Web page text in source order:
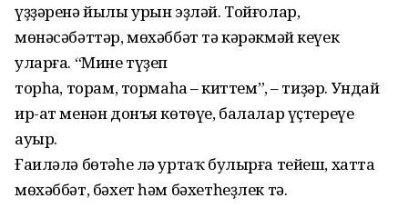
үҙҙəренə йылы урын эҙлəй. Тойғолар,
мөнəсəбəттəр, мөхəббəт тə кəрəкмəй кеүек
уларға. “Мине түҙеп
торһаң, торам, тормаһаң – киттем”, – тиҙəр. Ундай
ир-ат менəн донъя көтөүе, балалар үҫтереүе
ауыр.
Ғаилəлə бөтəһе лə уртаҡ булырға тейеш, хатта
мөхəббəт, бəхет һəм бəхетһеҙлек тə.